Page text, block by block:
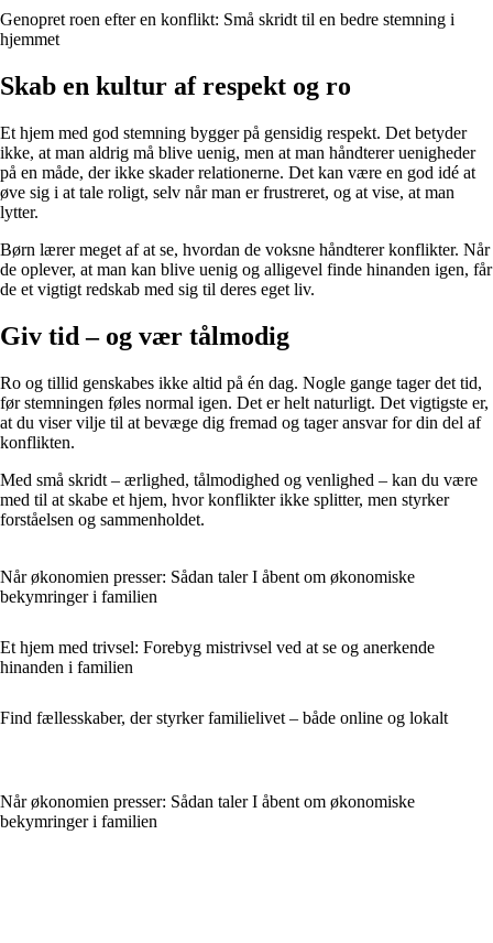
Genopret roen efter en konflikt: Små skridt til en bedre stemning i
hjemmet
Skab en kultur af respekt og ro
Et hjem med god stemning bygger på gensidig respekt. Det betyder
ikke, at man aldrig må blive uenig, men at man håndterer uenigheder
på en måde, der ikke skader relationerne. Det kan være en god idé at
øve sig i at tale roligt, selv når man er frustreret, og at vise, at man
lytter.
Børn lærer meget af at se, hvordan de voksne håndterer konflikter. Når
de oplever, at man kan blive uenig og alligevel finde hinanden igen, får
de et vigtigt redskab med sig til deres eget liv.
Giv tid – og vær tålmodig
Ro og tillid genskabes ikke altid på én dag. Nogle gange tager det tid,
før stemningen føles normal igen. Det er helt naturligt. Det vigtigste er,
at du viser vilje til at bevæge dig fremad og tager ansvar for din del af
konflikten.
Med små skridt – ærlighed, tålmodighed og venlighed – kan du være
med til at skabe et hjem, hvor konflikter ikke splitter, men styrker
forståelsen og sammenholdet.
Når økonomien presser: Sådan taler I åbent om økonomiske
bekymringer i familien
Et hjem med trivsel: Forebyg mistrivsel ved at se og anerkende
hinanden i familien
Find fællesskaber, der styrker familielivet – både online og lokalt
Når økonomien presser: Sådan taler I åbent om økonomiske
bekymringer i familien